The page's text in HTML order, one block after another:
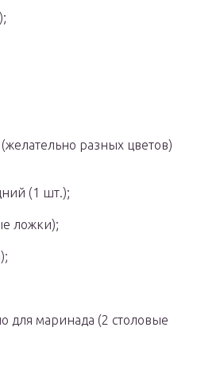
разных цветов)
(1 шт.);
ложки);
для маринада (2 столовые